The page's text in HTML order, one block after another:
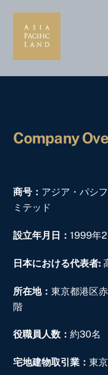
content
Company
商号： アジア・パシ
ミテッド
設立年月日：1999年
日本における代表者:
所在地：東京都港区
階
役職員人数：約30名
宅地建物取引業 ：東